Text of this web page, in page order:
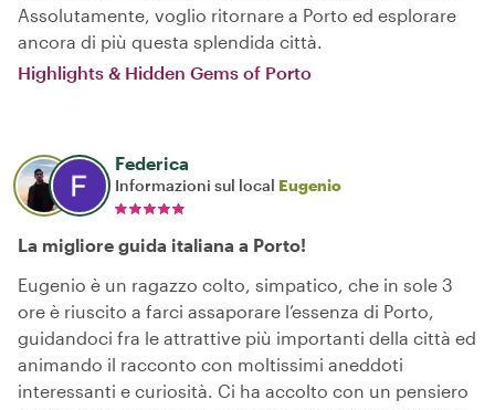
Assolutamente, voglio ritornare a Porto ed esplorare
ancora di più questa splendida città.
Highlights & Hidden Gems of Porto
Federica
Informazioni sul local Eugenio
La migliore guida italiana a Porto!
Eugenio è un ragazzo colto, simpatico, che in sole 3
ore è riuscito a farci assaporare l’essenza di Porto,
guidandoci fra le attrattive più importanti della città ed
animando il racconto con moltissimi aneddoti
interessanti e curiosità. Ci ha accolto con un pensiero